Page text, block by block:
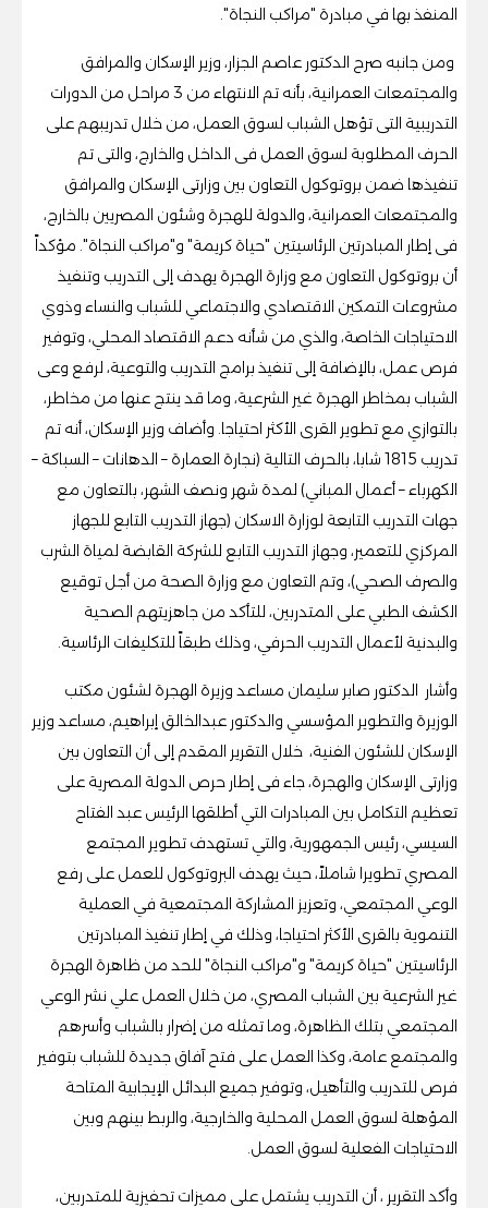
المنفذ بها في مبادرة "مراكب النجاة".
ومن جانبه صرح الدكتور عاصم الجزار، وزير الإسكان والمرافق
والمجتمعات العمرانية، بأنه تم الانتهاء من 3 مراحل من الدورات
التدريبية التى تؤهل الشباب لسوق العمل، من خلال تدريبهم على
الحرف المطلوبة لسوق العمل فى الداخل والخارج، والتى تم
تنفيذها ضمن بروتوكول التعاون بين وزارتى الإسكان والمرافق
والمجتمعات العمرانية، والدولة للهجرة وشئون المصريين بالخارج،
فى إطار المبادرتين الرئاسيتين "حياة كريمة" و"مراكب النجاة". مؤكداً
أن بروتوكول التعاون مع وزارة الهجرة يهدف إلى التدريب وتنفيذ
مشروعات التمكين الاقتصادي والاجتماعي للشباب والنساء وذوي
الاحتياجات الخاصة، والذي من شأنه دعم الاقتصاد المحلي، وتوفير
فرص عمل، بالإضافة إلى تنفيذ برامج التدريب والتوعية، لرفع وعى
الشباب بمخاطر الهجرة غير الشرعية، وما قد ينتج عنها من مخاطر،
بالتوازي مع تطوير القرى الأكثر احتياجا. وأضاف وزير الإسكان، أنه تم
تدريب 1815 شابا، بالحرف التالية (نجارة العمارة – الدهانات – السباكة –
الكهرباء – أعمال المباني) لمدة شهر ونصف الشهر، بالتعاون مع
جهات التدريب التابعة لوزارة الاسكان (جهاز التدريب التابع للجهاز
المركزي للتعمير، وجهاز التدريب التابع للشركة القابضة لمياة الشرب
والصرف الصحي)، وتم التعاون مع وزارة الصحة من أجل توقيع
الكشف الطبي على المتدربين، للتأكد من جاهزيتهم الصحية
والبدنية لأعمال التدريب الحرفي، وذلك طبقاً للتكليفات الرئاسية.
وأشار الدكتور صابر سليمان مساعد وزيرة الهجرة لشئون مكتب
الوزيرة والتطوير المؤسسي والدكتور عبدالخالق إبراهيم، مساعد وزير
الإسكان للشئون الفنية، خلال التقرير المقدم إلى أن التعاون بين
وزارتى الإسكان والهجرة، جاء فى إطار حرص الدولة المصرية على
تعظيم التكامل بين المبادرات التي أطلقها الرئيس عبد الفتاح
السيسي، رئيس الجمهورية، والتي تستهدف تطوير المجتمع
المصري تطويرا شاملاً، حيث يهدف البروتوكول للعمل على رفع
الوعي المجتمعي، وتعزيز المشاركة المجتمعية في العملية
التنموية بالقرى الأكثر احتياجا، وذلك في إطار تنفيذ المبادرتين
الرئاسيتين "حياة كريمة" و"مراكب النجاة" للحد من ظاهرة الهجرة
غير الشرعية بين الشباب المصري، من خلال العمل علي نشر الوعي
المجتمعي بتلك الظاهرة، وما تمثله من إضرار بالشباب وأسرهم
والمجتمع عامة، وكذا العمل على فتح آفاق جديدة للشباب بتوفير
فرص للتدريب والتأهيل، وتوفير جميع البدائل الإيجابية المتاحة
المؤهلة لسوق العمل المحلية والخارجية، والربط بينهم وبين
الاحتياجات الفعلية لسوق العمل.
وأكد التقرير ، أن التدريب يشتمل على مميزات تحفيزية للمتدربين،